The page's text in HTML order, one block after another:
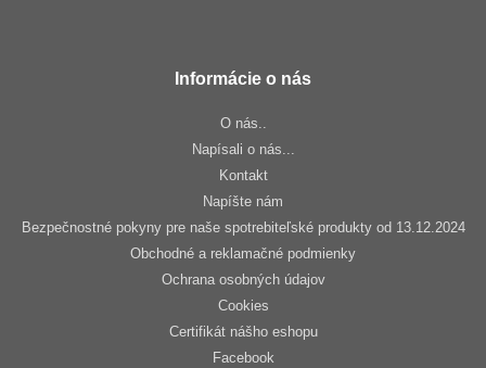
Informácie o nás
O nás..
Napísali o nás...
Kontakt
Napíšte nám
Bezpečnostné pokyny pre naše spotrebiteľské produkty od 13.12.2024
Obchodné a reklamačné podmienky
Ochrana osobných údajov
Cookies
Certifikát nášho eshopu
Facebook